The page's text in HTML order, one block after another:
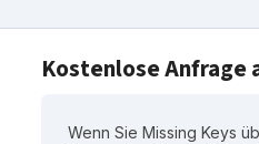
Kostenlose Anfrage
Wenn Sie Missing Keys